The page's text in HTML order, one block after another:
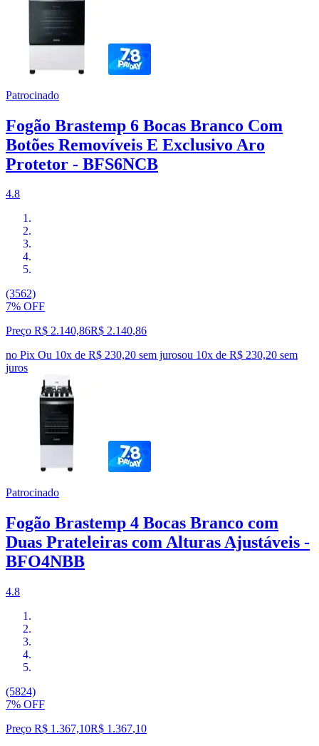
Patrocinado
Fogão Brastemp 6 Bocas Branco Com
Botões Removíveis E Exclusivo Aro
Protetor - BFS6NCB
4.8
(3562)
7% OFF
Preço R$ 2.140,86R$ 2.140,86
no Pix Ou 10x de R$ 230,20 sem jurosou 10x de R$ 230,20 sem
juros
Patrocinado
Fogão Brastemp 4 Bocas Branco com
Duas Prateleiras com Alturas Ajustáveis -
BFO4NBB
4.8
(5824)
7% OFF
Preço R$ 1.367,10R$ 1.367,10